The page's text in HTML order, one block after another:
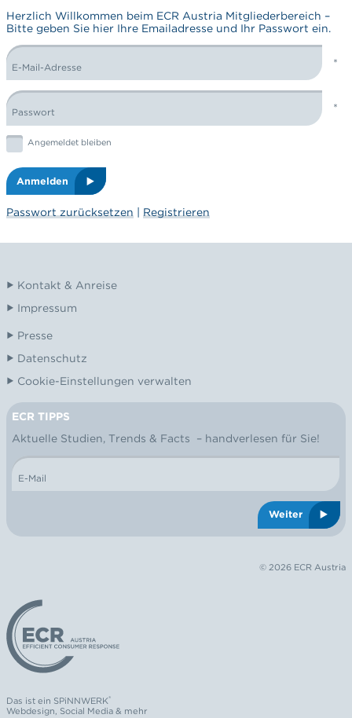
Herzlich Willkommen beim ECR Austria Mitgliederbereich –
Bitte geben Sie hier Ihre Emailadresse und Ihr Passwort ein.
LOGIN FORM
E-Mail-Adresse
Passwort
Graphic: checkbox
Angemeldet bleiben
Anmelden
Passwort zurücksetzen| Registrieren
Kontakt & Anreise
Impressum
Presse
Datenschutz
Cookie-Einstellungen verwalten
NEWSLETTER
ECR TIPPS
Aktuelle Studien, Trends & Facts – handverlesen für Sie!
E-Mail
Weiter
© 2026 ECR Austria
Logo: ECR Austria
Das ist ein SPiNNWERK®
Webdesign, Social Media& mehr